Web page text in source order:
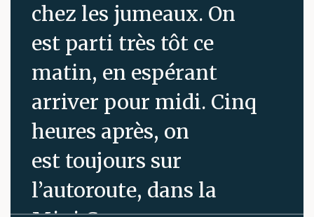
chez les jumeaux. On
est parti très tôt ce
matin, en espérant
arriver pour midi. Cinq
heures après, on
est toujours sur
l’autoroute, dans la